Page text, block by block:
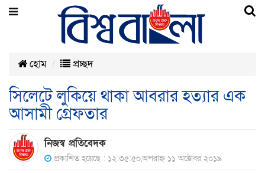
হোম প্রচ্ছদ
সিলেটে লুকিয়ে থাকা আবরার হত্যার এক
আসামী গ্রেফতার
নিজস্ব প্রতিবেদক
প্রকাশিত হয়েছে : ১২:৩৫:৫০,অপরাহ্ন ১১ অক্টোবর ২০১৯